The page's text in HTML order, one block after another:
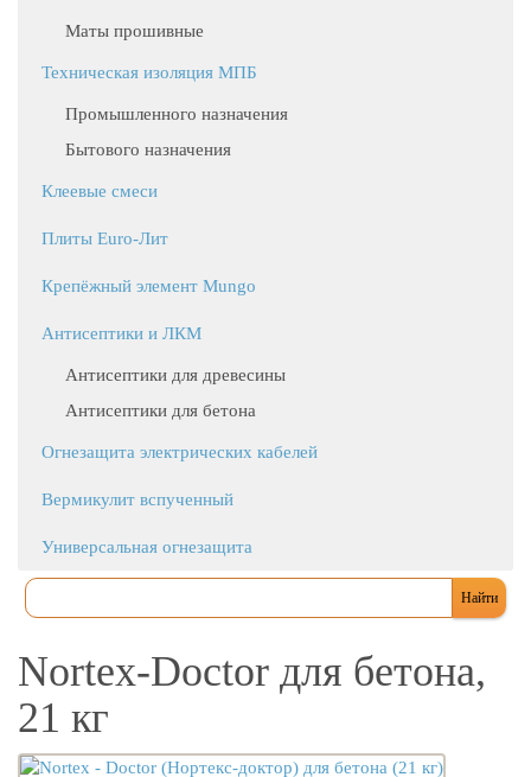
Маты прошивные
Техническая изоляция МПБ
Промышленного назначения
Бытового назначения
Клеевые смеси
Плиты Euro-Лит
Крепёжный элемент Mungo
Антисептики и ЛКМ
Антисептики для древесины
Антисептики для бетона
Огнезащита электрических кабелей
Вермикулит вспученный
Универсальная огнезащита
Nortex-Doctor для бетона,
21 кг